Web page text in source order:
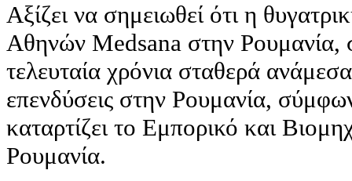
Αξίζει να σημειωθεί ότι η
Αθηνών Medsana στην Ρουμανία,
τελευταία χρόνια σταθερά
επενδύσεις στην Ρουμανία,
καταρτίζει το Εμπορικό και
Ρουμανία.